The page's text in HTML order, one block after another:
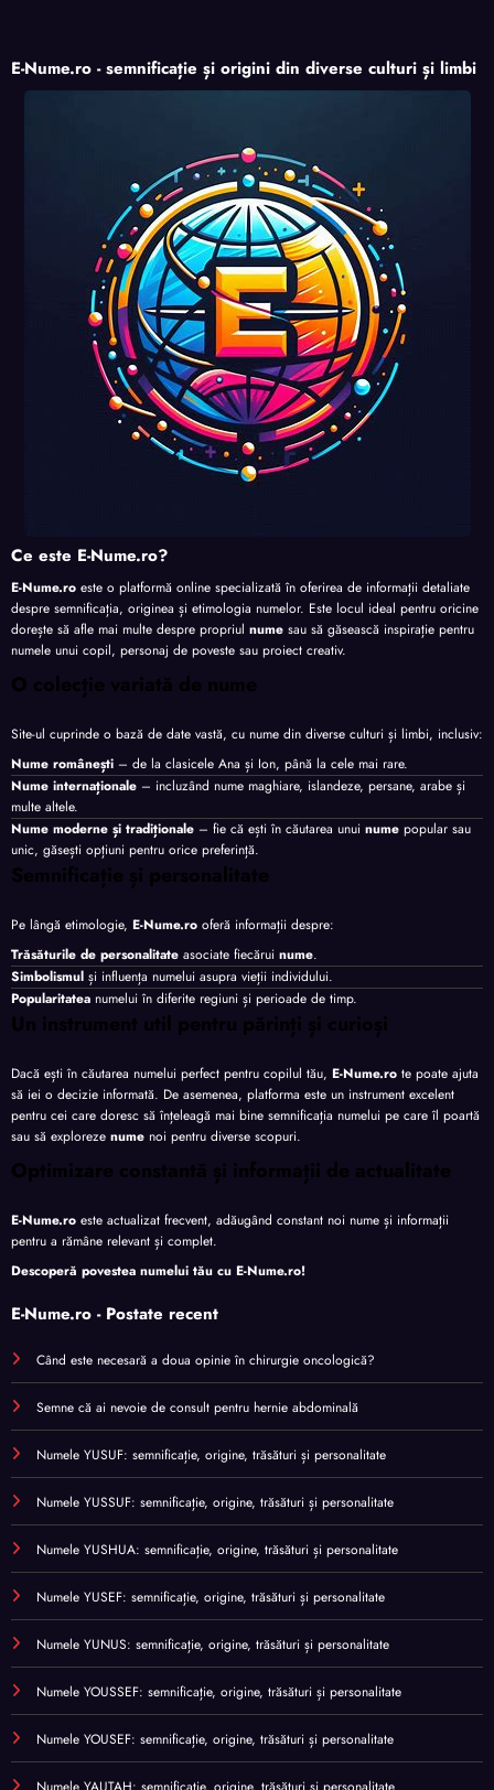
E-Nume.ro - semnificație și origini din diverse culturi și limbi
Ce este E-Nume.ro?
E-Nume.ro este o platformă online specializată în oferirea de informații detaliate
despre semnificația, originea și etimologia numelor. Este locul ideal pentru oricine
dorește să afle mai multe despre propriul nume sau să găsească inspirație pentru
numele unui copil, personaj de poveste sau proiect creativ.
O colecție variată de nume
Site-ul cuprinde o bază de date vastă, cu nume din diverse culturi și limbi, inclusiv:
Nume românești – de la clasicele Ana și Ion, până la cele mai rare.
Nume internaționale – incluzând nume maghiare, islandeze, persane, arabe și
multe altele.
Nume moderne și tradiționale – fie că ești în căutarea unui nume popular sau
unic, găsești opțiuni pentru orice preferință.
Semnificație și personalitate
Pe lângă etimologie, E-Nume.ro oferă informații despre:
Trăsăturile de personalitate asociate fiecărui nume.
Simbolismul și influența numelui asupra vieții individului.
Popularitatea numelui în diferite regiuni și perioade de timp.
Un instrument util pentru părinți și curioși
Dacă ești în căutarea numelui perfect pentru copilul tău, E-Nume.ro te poate ajuta
să iei o decizie informată. De asemenea, platforma este un instrument excelent
pentru cei care doresc să înțeleagă mai bine semnificația numelui pe care îl poartă
sau să exploreze nume noi pentru diverse scopuri.
Optimizare constantă și informații de actualitate
E-Nume.ro este actualizat frecvent, adăugând constant noi nume și informații
pentru a rămâne relevant și complet.
Descoperă povestea numelui tău cu E-Nume.ro!
E-Nume.ro - Postate recent
Când este necesară a doua opinie în chirurgie oncologică?
Semne că ai nevoie de consult pentru hernie abdominală
Numele YUSUF: semnificație, origine, trăsături și personalitate
Numele YUSSUF: semnificație, origine, trăsături și personalitate
Numele YUSHUA: semnificație, origine, trăsături și personalitate
Numele YUSEF: semnificație, origine, trăsături și personalitate
Numele YUNUS: semnificație, origine, trăsături și personalitate
Numele YOUSSEF: semnificație, origine, trăsături și personalitate
Numele YOUSEF: semnificație, origine, trăsături și personalitate